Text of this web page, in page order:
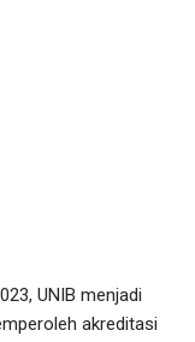
UNIB menjadi
akreditasi